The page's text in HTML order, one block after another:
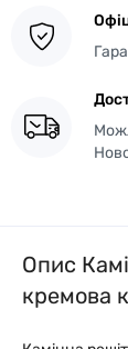
Опис
кремова